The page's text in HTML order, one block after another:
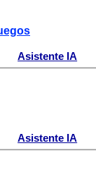
Asistente IA
Asistente IA